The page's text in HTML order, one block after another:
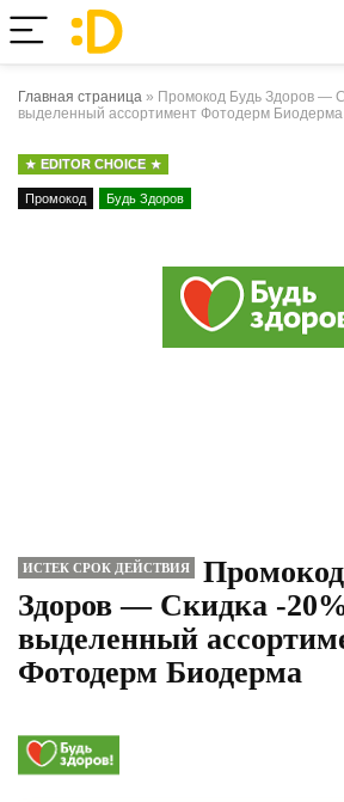
Главная страница » Промокод Будь Здоров —
выделенный ассортимент Фотодерм Биодерма
EDITOR CHOICE
Промокод Будь Здоров
ИСТЕК СРОК ДЕЙСТВИЯ
Здоров — Скидка -
выделенный
Фотодерм Биодерма